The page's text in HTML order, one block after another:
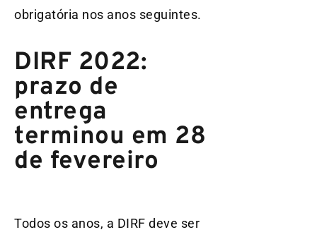
obrigatória nos anos seguintes.
DIRF 2022:
prazo de
entrega
terminou em 28
de fevereiro
Todos os anos, a DIRF deve ser